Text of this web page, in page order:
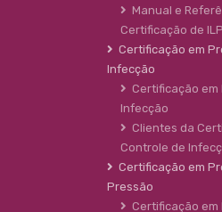
Manual e
Certificação de
Certificação em
Infecção
Certificação em
Infecção
Clientes da
Controle de
Certificação em
Pressão
Certificação